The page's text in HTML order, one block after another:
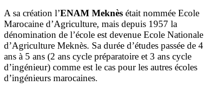
A sa création l’ENAM Meknès était nommée Ecole
Marocaine d’Agriculture, mais depuis 1957 la
dénomination de l’école est devenue Ecole Nationale
d’Agriculture Meknès. Sa durée d’études passée de 4
ans à 5 ans (2 ans cycle préparatoire et 3 ans cycle
d’ingénieur) comme est le cas pour les autres écoles
d’ingénieurs marocaines.